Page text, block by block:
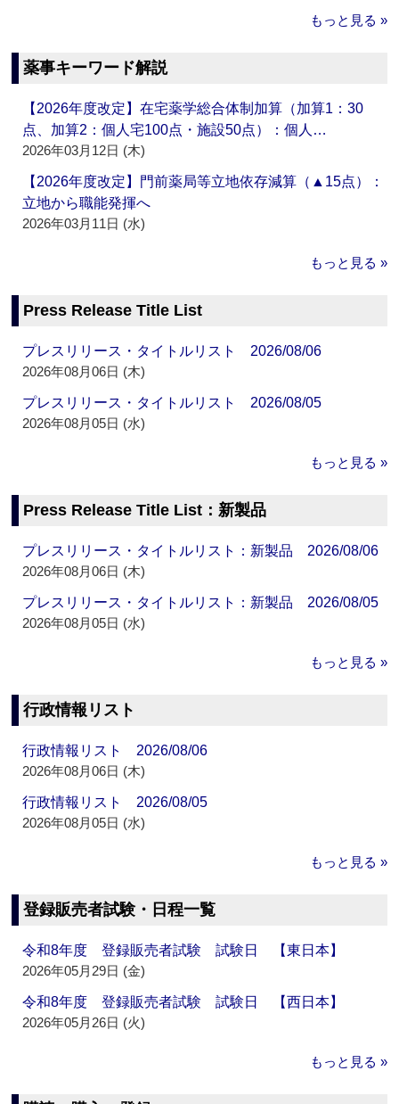
もっと見る »
薬事キーワード解説
【2026年度改定】在宅薬学総合体制加算（加算1：30
点、加算2：個人宅100点・施設50点）：個人…
2026年03月12日 (木)
【2026年度改定】門前薬局等立地依存減算（▲15点）：
立地から職能発揮へ
2026年03月11日 (水)
もっと見る »
Press Release Title List
プレスリリース・タイトルリスト 2026/08/06
2026年08月06日 (木)
プレスリリース・タイトルリスト 2026/08/05
2026年08月05日 (水)
もっと見る »
Press Release Title List：新製品
プレスリリース・タイトルリスト：新製品 2026/08/06
2026年08月06日 (木)
プレスリリース・タイトルリスト：新製品 2026/08/05
2026年08月05日 (水)
もっと見る »
行政情報リスト
行政情報リスト 2026/08/06
2026年08月06日 (木)
行政情報リスト 2026/08/05
2026年08月05日 (水)
もっと見る »
登録販売者試験・日程一覧
令和8年度 登録販売者試験 試験日 【東日本】
2026年05月29日 (金)
令和8年度 登録販売者試験 試験日 【西日本】
2026年05月26日 (火)
もっと見る »